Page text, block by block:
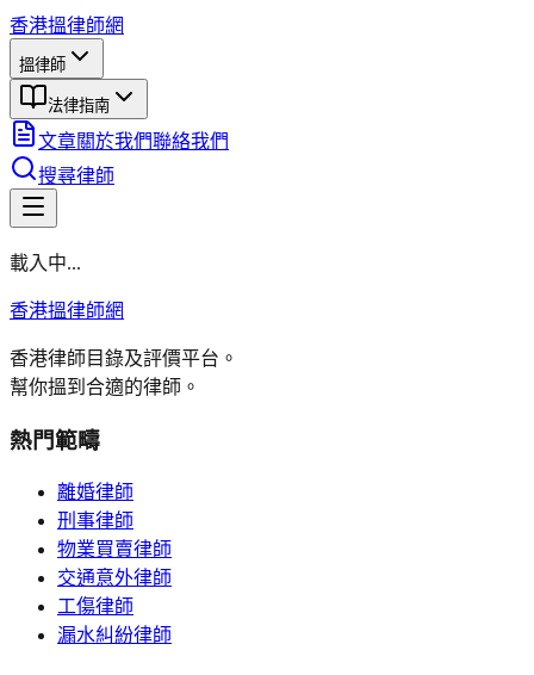
香港搵律師網
搵律師
法律指南
文章關於我們聯絡我們
搜尋律師
載入中...
香港搵律師網
香港律師目錄及評價平台。
幫你搵到合適的律師。
熱門範疇
離婚律師
刑事律師
物業買賣律師
交通意外律師
工傷律師
漏水糾紛律師